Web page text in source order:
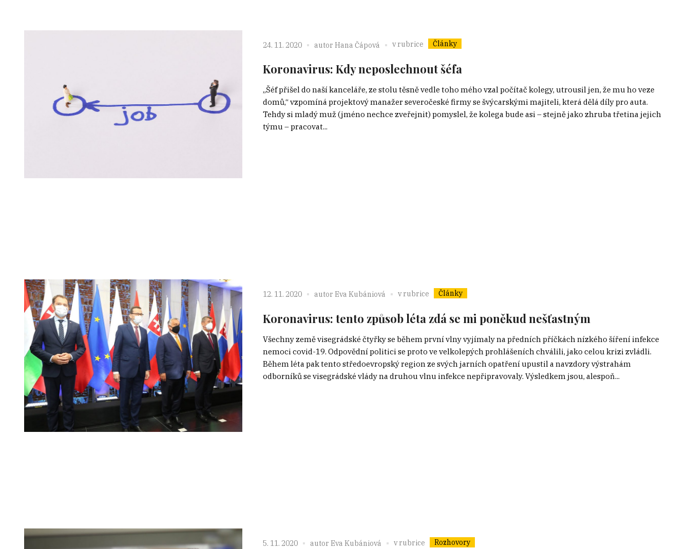
24. 11. 2020 autor Hana Čápová v rubrice Články
Koronavirus: Kdy neposlechnout šéfa
„Šéf přišel do naší kanceláře, ze stolu těsně vedle toho mého vzal počítač kolegy, utrousil jen, že mu ho veze
domů,“ vzpomíná projektový manažer severočeské firmy se švýcarskými majiteli, která dělá díly pro auta.
Tehdy si mladý muž (jméno nechce zveřejnit) pomyslel, že kolega bude asi – stejně jako zhruba třetina jejich
týmu – pracovat...
12. 11. 2020 autor Eva Kubániová v rubrice Články
Koronavirus: tento způsob léta zdá se mi poněkud nešťastným
Všechny země visegrádské čtyřky se během první vlny vyjímaly na předních příčkách nízkého šíření infekce
nemoci covid-19. Odpovědní politici se proto ve velkolepých prohlášeních chválili, jako celou krizi zvládli.
Během léta pak tento středoevropský region ze svých jarních opatření upustil a navzdory výstrahám
odborníků se visegrádské vlády na druhou vlnu infekce nepřipravovaly. Výsledkem jsou, alespoň...
5. 11. 2020 autor Eva Kubániová v rubrice Rozhovory